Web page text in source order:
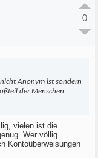
0
Anonym ist sondern
der Menschen
vielen ist die
Wer völlig
Kontoüberweisungen